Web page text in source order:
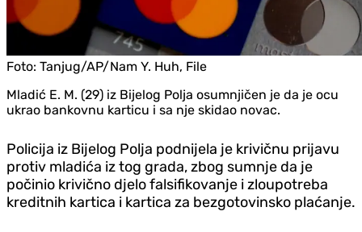
Foto: Tanjug/AP/Nam Y. Huh, File
Mladić E. M. (29) iz Bijelog Polja osumnjičen je da je ocu
ukrao bankovnu karticu i sa nje skidao novac.
Policija iz Bijelog Polja podnijela je krivičnu prijavu
protiv mladića iz tog grada, zbog sumnje da je
počinio krivično d‌jelo falsifikovanje i zloupotreba
kreditnih kartica i kartica za bezgotovinsko plaćanje.